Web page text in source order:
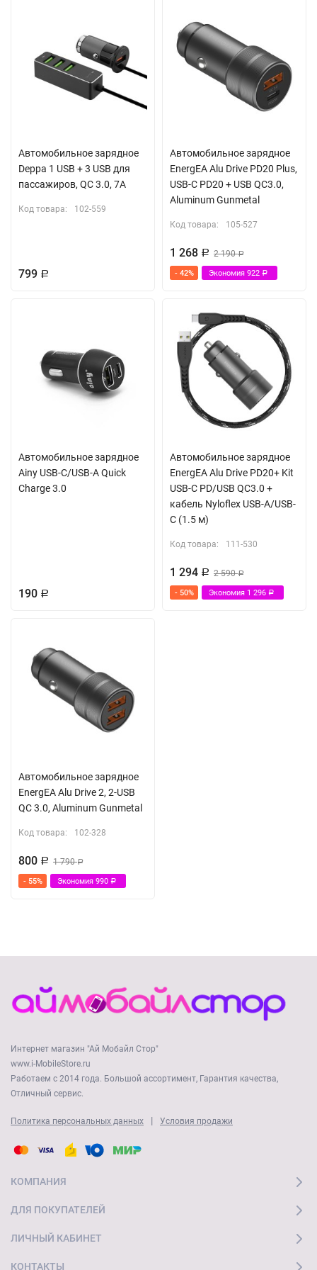
Автомобильное зарядное
Deppa 1 USB + 3 USB для
пассажиров, QC 3.0, 7А
Код товара: 102-559
799 Р
Автомобильное зарядное
EnergEA Alu Drive PD20 Plus,
USB-C PD20 + USB QC3.0,
Aluminum Gunmetal
Код товара: 105-527
1 268 Р 2 190Р
- 42% Экономия 922 Р
Автомобильное зарядное
Ainy USB-C/USB-A Quick
Charge 3.0
190 Р
Автомобильное зарядное
EnergEA Alu Drive PD20+ Kit
USB-C PD/USB QC3.0 +
кабель Nyloflex USB-A/USB-
C (1.5 м)
Код товара: 111-530
1 294 Р 2 590Р
- 50% Экономия 1 296 Р
Автомобильное зарядное
EnergEA Alu Drive 2, 2-USB
QC 3.0, Aluminum Gunmetal
Код товара: 102-328
800 Р 1 790Р
- 55% Экономия 990 Р
Интернет магазин "Ай Мобайл Стор"
www.i-MobileStore.ru
Работаем с 2014 года. Большой ассортимент, Гарантия качества,
Отличный сервис.
Политика персональных данных | Условия продажи
КОМПАНИЯ
ДЛЯ ПОКУПАТЕЛЕЙ
ЛИЧНЫЙ КАБИНЕТ
КОНТАКТЫ